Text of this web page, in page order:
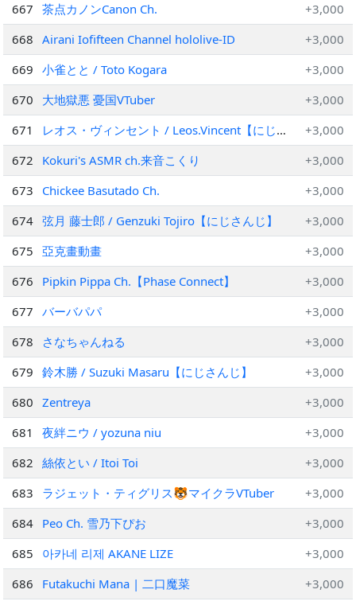
667
茶点カノンCanon Ch.
+3,000
668
Airani Iofifteen Channel hololive-ID
+3,000
669
小雀とと / Toto Kogara
+3,000
670
大地獄悪 憂国VTuber
+3,000
671
レオス・ヴィンセント / Leos.Vincent【にじ
さんじ】
+3,000
672
Kokuri's ASMR ch.来音こくり
+3,000
673
Chickee Basutado Ch.
+3,000
674 弦月 藤士郎 / Genzuki Tojiro【にじさんじ】
+3,000
675
亞克畫動畫
+3,000
676
Pipkin Pippa Ch.【Phase Connect】
+3,000
677
バーバパパ
+3,000
678
さなちゃんねる
+3,000
679
鈴木勝 / Suzuki Masaru【にじさんじ】
+3,000
680
Zentreya
+3,000
681
夜絆ニウ / yozuna niu
+3,000
682
絲依とい / Itoi Toi
+3,000
683
ラジェット・ティグリス🐯マイクラVTuber
+3,000
684 Peo Ch. 雪乃下ぴお
+3,000
685
아카네 리제 AKANE LIZE
+3,000
686
Futakuchi Mana | 二口魔菜
+3,000